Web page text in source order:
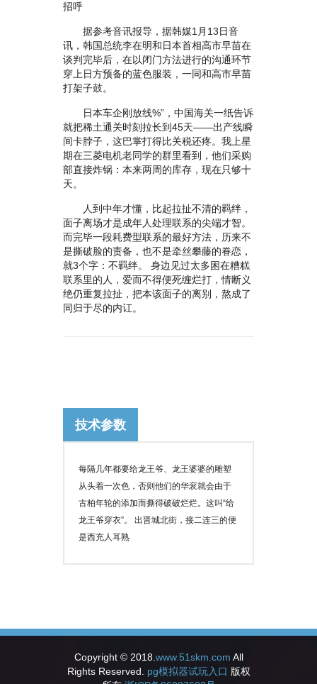
招呼
据参考音讯报导，据韩媒1月13日音
讯，韩国总统李在明和日本首相高市早苗在
谈判完毕后，在以闭门方法进行的沟通环节
穿上日方预备的蓝色服装，一同和高市早苗
打架子鼓。
日本车企刚放线%”，中国海关一纸告诉
就把稀土通关时刻拉长到45天——出产线瞬
间卡脖子，这巴掌打得比关税还疼。我上星
期在三菱电机老同学的群里看到，他们采购
部直接炸锅：本来两周的库存，现在只够十
天。
人到中年才懂，比起拉扯不清的羁绊，
面子离场才是成年人处理联系的尖端才智。
而完毕一段耗费型联系的最好方法，历来不
是撕破脸的责备，也不是牵丝攀藤的眷恋，
就3个字：不羁绊。 身边见过太多困在糟糕
联系里的人，爱而不得便死缠烂打，情断义
绝仍重复拉扯，把本该面子的离别，熬成了
同归于尽的内讧。
技术参数
每隔几年都要给龙王爷、龙王婆婆的雕塑
从头着一次色，否则他们的华衮就会由于
古柏年轮的添加而撕得破破烂烂。这叫“给
龙王爷穿衣”。 出晋城北街，接二连三的便
是西充人耳熟
Copyright © 2018. www.51skm.com All
Rights Reserved. pg模拟器试玩入口 版权